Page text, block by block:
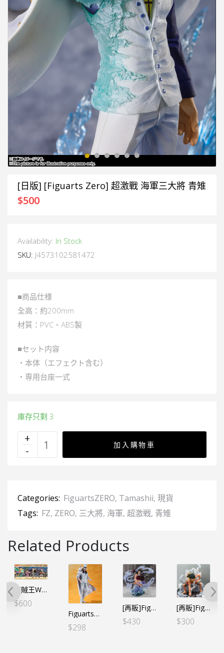
[日版] [Figuarts Zero] 超激戰 海軍三大將 青雉
$500
Availability: In Stock
SKU: J4573102581472
■商品仕様
全高：約200mm
材質：PVC、ABS製
■セット内容
・本体（エフェクト含む）
・専用台座一式
庫存只剩 3
加入購物車
Categories: FiguartsZERO, Tamashii, 現貨
Tags: FZ, ZERO, 三大將, 海軍, 超激戦, 青雉
Related Products
海賊王WCF -大海賊百景- VOL.3（6個SET）（亞版）
$600
FiguartsZERO 羅拔・魯茲 -ONE PIECE FILM GOLD Ver.-（日）
$298
[再販]FiguartsZERO 海賊王 路飛 四檔 – 彈跳人 (行版)
$430
[再販]FiguartsZERO 海賊王 路飛 -頂上決戰 二檔-(行版)
$300